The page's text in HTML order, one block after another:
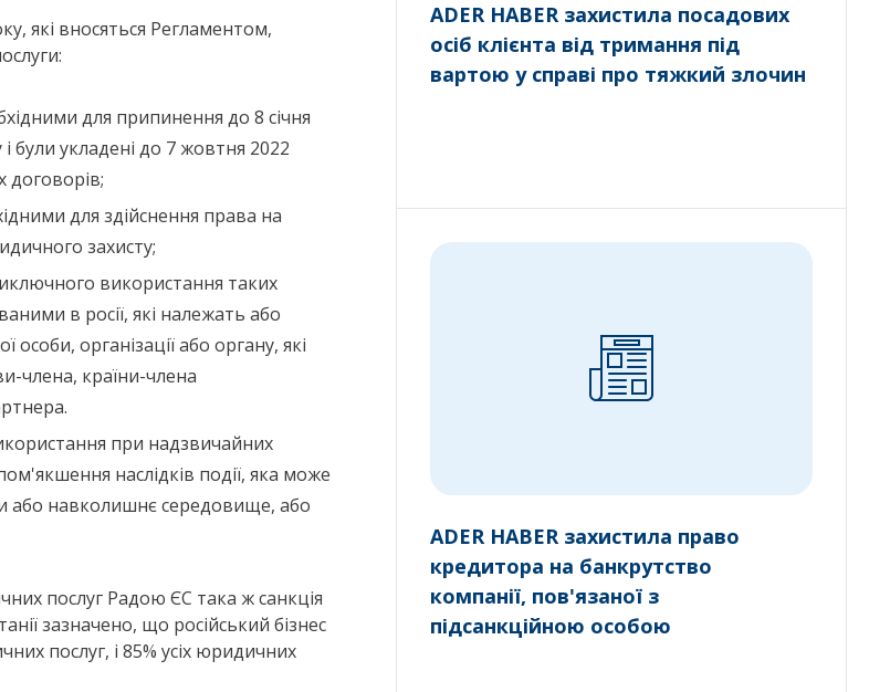
які вносяться Регламентом,
для припинення до 8 січня
були укладені до 7 жовтня 2022
договорів;
для здійснення права на
захисту;
використання таких
в росії, які належать або
організації або органу, які
члена, країни-члена
при надзвичайних
наслідків події, яка може
або навколишнє середовище, або
послуг Радою ЄС така ж санкція
зазначено, що російський бізнес
послуг, і 85% усіх юридичних
ADER HABER захистила посадових
осіб клієнта від тримання під
вартою у справі про тяжкий злочин
ADER HABER захистила право
кредитора на банкрутство
компанії, пов'язаної з
підсанкційною особою